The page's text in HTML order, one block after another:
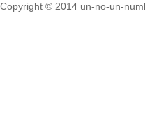
Copyright © 2014 un-no-un-